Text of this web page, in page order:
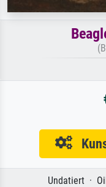
Undatiert ·